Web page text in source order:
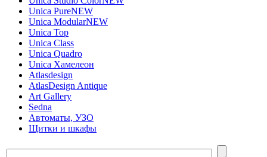
Unica PureNEW
Unica ModularNEW
Unica Top
Unica Class
Unica Quadro
Unica Хамелеон
Atlasdesign
AtlasDesign Antique
Art Gallery
Sedna
Автоматы, УЗО
Щитки и шкафы